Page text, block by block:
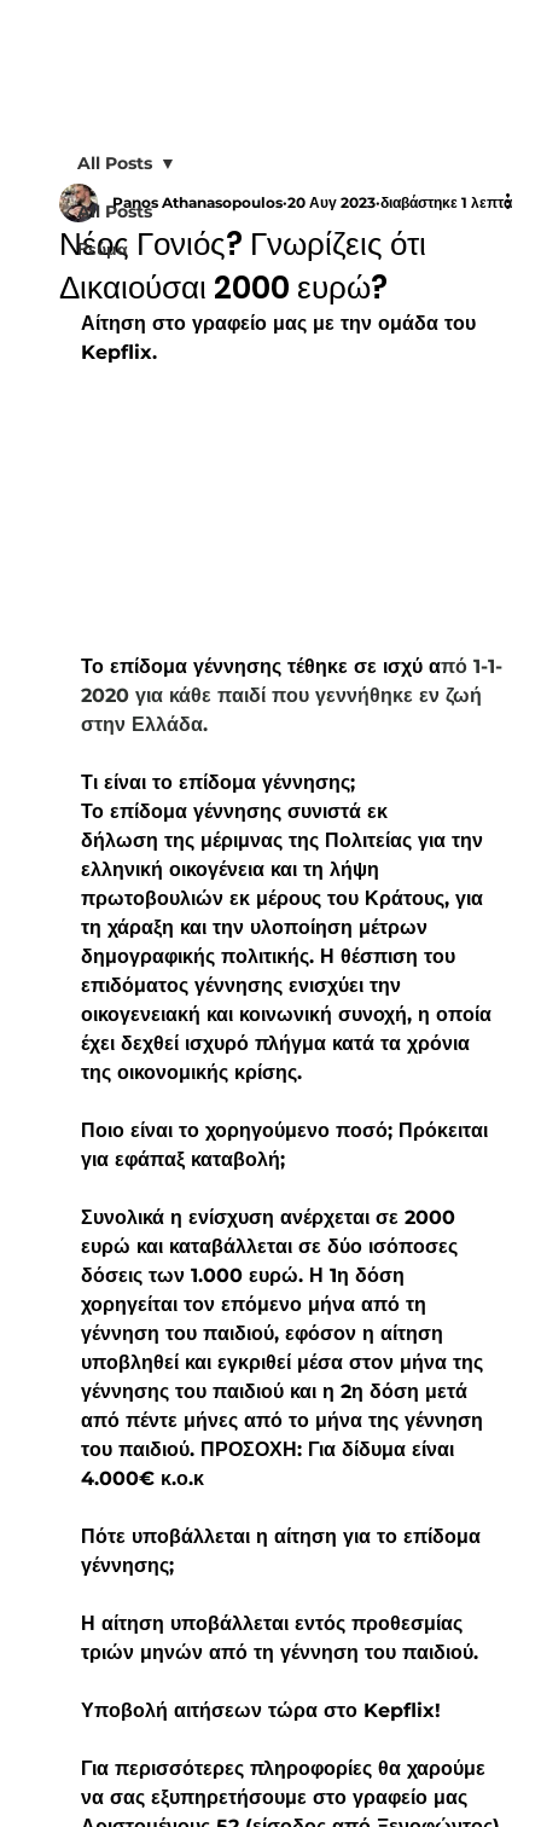
All Posts
Ρεύμα
All Posts
Νέος Γονιός? Γνωρίζεις ότι
Δικαιούσαι 2000 ευρώ?
Panos Athanasopoulos 20 Αυγ 2023 διαβάστηκε 1 λεπτά
Αίτηση στο γραφείο μας με την ομάδα του
Kepflix.
Το επίδομα γέννησης τέθηκε σε ισχύ από 1-1-
2020 για κάθε παιδί που γεννήθηκε εν ζωή
στην Ελλάδα.
Τι είναι το επίδομα γέννησης;
Το επίδομα γέννησης συνιστά εκ
δήλωση της μέριμνας της Πολιτείας για την
ελληνική οικογένεια και τη λήψη
πρωτοβουλιών εκ μέρους του Κράτους, για
τη χάραξη και την υλοποίηση μέτρων
δημογραφικής πολιτικής. Η θέσπιση του
επιδόματος γέννησης ενισχύει την
οικογενειακή και κοινωνική συνοχή, η οποία
έχει δεχθεί ισχυρό πλήγμα κατά τα χρόνια
της οικονομικής κρίσης.
Ποιο είναι το χορηγούμενο ποσό; Πρόκειται
για εφάπαξ καταβολή;
Συνολικά η ενίσχυση ανέρχεται σε 2000
ευρώ και καταβάλλεται σε δύο ισόποσες
δόσεις των 1.000 ευρώ. Η 1η δόση
χορηγείται τον επόμενο μήνα από τη
γέννηση του παιδιού, εφόσον η αίτηση
υποβληθεί και εγκριθεί μέσα στον μήνα της
γέννησης του παιδιού και η 2η δόση μετά
από πέντε μήνες από το μήνα της γέννηση
του παιδιού. ΠΡΟΣΟΧΗ: Για δίδυμα είναι
4.000€ κ.ο.κ
Πότε υποβάλλεται η αίτηση για το επίδομα
γέννησης;
Η αίτηση υποβάλλεται εντός προθεσμίας
τριών μηνών από τη γέννηση του παιδιού.
Υποβολή αιτήσεων τώρα στο Kepflix!
Για περισσότερες πληροφορίες θα χαρούμε
να σας εξυπηρετήσουμε στο γραφείο μας